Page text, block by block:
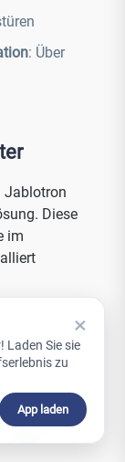
: Über
Diese
im
der
: Über
×
Laden Sie sie
zu
App laden